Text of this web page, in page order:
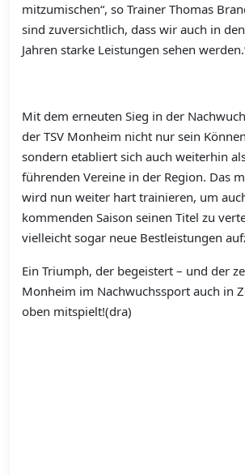
mitzumischen“, so Trainer Thomas
sind zuversichtlich, dass wir auch in
Jahren starke Leistungen sehen
Mit dem erneuten Sieg in der
der TSV Monheim nicht nur sein
sondern etabliert sich auch weiterhin
führenden Vereine in der Region. Das
wird nun weiter hart trainieren, um
kommenden Saison seinen Titel zu
vielleicht sogar neue Bestleistungen
Ein Triumph, der begeistert – und der
Monheim im Nachwuchssport auch in
oben mitspielt!(dra)